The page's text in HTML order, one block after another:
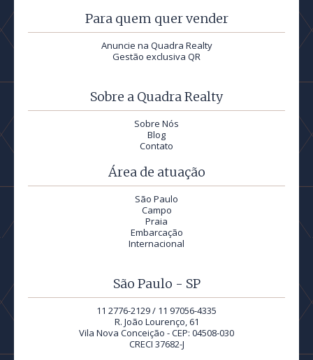
Para quem quer vender
Anuncie na Quadra Realty
Gestão exclusiva QR
Sobre a Quadra Realty
Sobre Nós
Blog
Contato
Área de atuação
São Paulo
Campo
Praia
Embarcação
Internacional
São Paulo - SP
11 2776-2129 / 11 97056-4335
R. João Lourenço, 61
Vila Nova Conceição - CEP: 04508-030
CRECI 37682-J